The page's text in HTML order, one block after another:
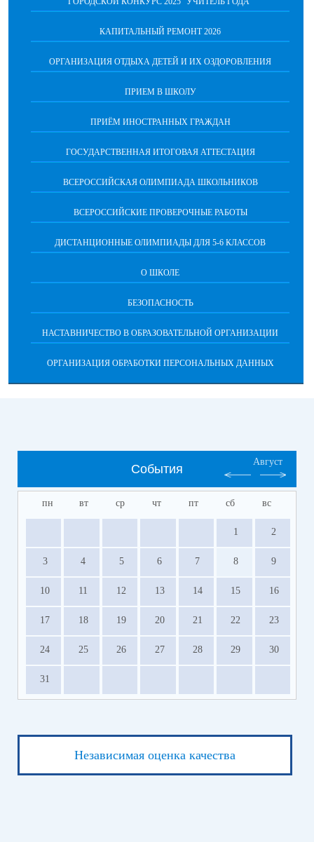
КАПИТАЛЬНЫЙ РЕМОНТ 2026
ОРГАНИЗАЦИЯ ОТДЫХА ДЕТЕЙ И ИХ ОЗДОРОВЛЕНИЯ
ПРИЕМ В ШКОЛУ
ПРИЁМ ИНОСТРАННЫХ ГРАЖДАН
ГОСУДАРСТВЕННАЯ ИТОГОВАЯ АТТЕСТАЦИЯ
ВСЕРОССИЙСКАЯ ОЛИМПИАДА ШКОЛЬНИКОВ
ВСЕРОССИЙСКИЕ ПРОВЕРОЧНЫЕ РАБОТЫ
ДИСТАНЦИОННЫЕ ОЛИМПИАДЫ ДЛЯ 5-6 КЛАССОВ
О ШКОЛЕ
БЕЗОПАСНОСТЬ
НАСТАВНИЧЕСТВО В ОБРАЗОВАТЕЛЬНОЙ ОРГАНИЗАЦИИ
ОРГАНИЗАЦИЯ ОБРАБОТКИ ПЕРСОНАЛЬНЫХ ДАННЫХ
События
Август
пн вт ср чт пт сб вс
1 2
3 4 5 6 7 8 9
10 11 12 13 14 15 16
17 18 19 20 21 22 23
24 25 26 27 28 29 30
31
Независимая оценка качества